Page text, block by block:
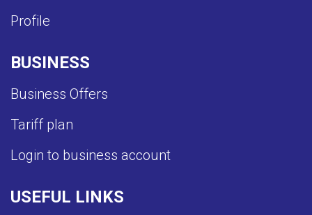
Profile
BUSINESS
Business Offers
Tariff plan
Login to business account
USEFUL LINKS